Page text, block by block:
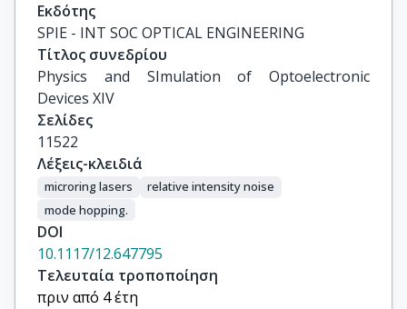
Εκδότης
SPIE - INT SOC OPTICAL ENGINEERING
Τίτλος συνεδρίου
Physics and SImulation of Optoelectronic
Devices XIV
Σελίδες
11522
Λέξεις-κλειδιά
microring lasers
relative intensity noise
mode hopping.
DOI
10.1117/12.647795
Τελευταία τροποποίηση
πριν από 4 έτη